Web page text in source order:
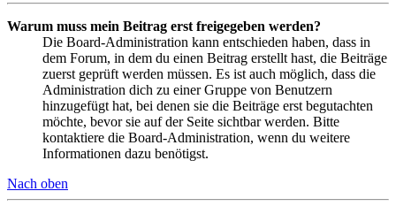
Warum muss mein Beitrag erst freigegeben werden?
Die Board-Administration kann entschieden haben, dass in
dem Forum, in dem du einen Beitrag erstellt hast, die Beiträge
zuerst geprüft werden müssen. Es ist auch möglich, dass die
Administration dich zu einer Gruppe von Benutzern
hinzugefügt hat, bei denen sie die Beiträge erst begutachten
möchte, bevor sie auf der Seite sichtbar werden. Bitte
kontaktiere die Board-Administration, wenn du weitere
Informationen dazu benötigst.
Nach oben